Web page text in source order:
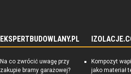
EKSPERTBUDOWLANY.PL
Na co zwrócić uwagę przy
zakupie bramy garażowej?
Kompozyt
jako materiał